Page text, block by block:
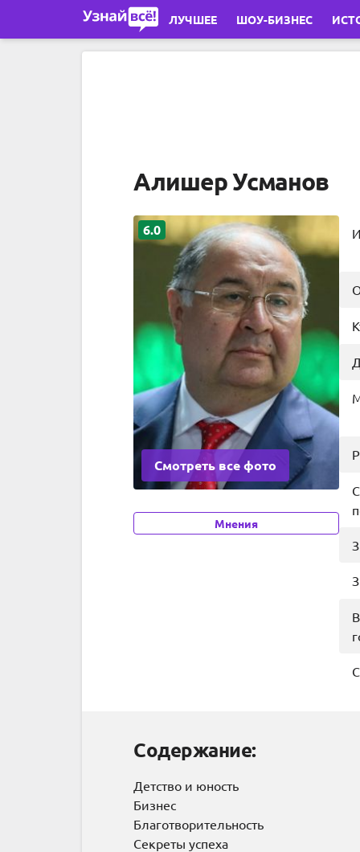
Перейти к основному содержимому
ЛУЧШЕЕ ШОУ-БИЗНЕС
Алишер Усманов
Смотреть все фото
6.0
Мнения
Содержание:
Детство и юность
Бизнес
Благотворительность
Секреты успеха